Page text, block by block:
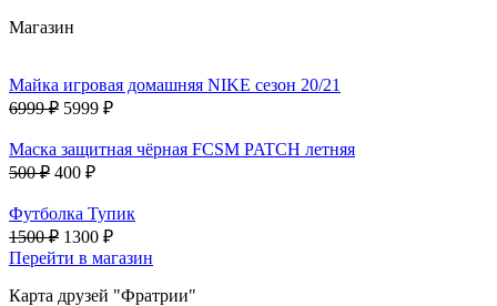
Магазин
Майка игровая домашняя NIKE сезон 20/21
6999 ₽ 5999 ₽
Маска защитная чёрная FCSM PATCH летняя
500 ₽ 400 ₽
Футболка Тупик
1500 ₽ 1300 ₽
Перейти в магазин
Карта друзей "Фратрии"